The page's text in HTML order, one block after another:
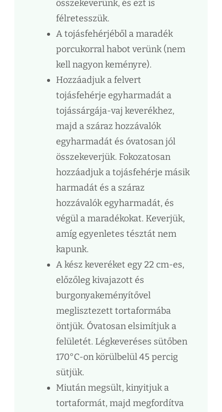
összekeverünk, és ezt is
félretesszük.
A tojásfehérjéből a maradék
porcukorral habot verünk (nem
kell nagyon keményre).
Hozzáadjuk a felvert
tojásfehérje egyharmadát a
tojássárgája-vaj keverékhez,
majd a száraz hozzávalók
egyharmadát és óvatosan jól
összekeverjük. Fokozatosan
hozzáadjuk a tojásfehérje másik
harmadát és a száraz
hozzávalók egyharmadát, és
végül a maradékokat. Keverjük,
amíg egyenletes tésztát nem
kapunk.
A kész keveréket egy 22 cm-es,
előzőleg kivajazott és
burgonyakeményítővel
meglisztezett tortaformába
öntjük. Óvatosan elsimítjuk a
felületét. Légkeveréses sütőben
170°C-on körülbelül 45 percig
sütjük.
Miután megsült, kinyitjuk a
tortaformát, majd megfordítva